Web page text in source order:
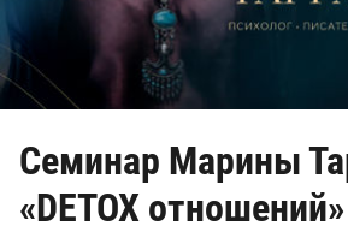
Семинар Марины
«DETOX отношений»